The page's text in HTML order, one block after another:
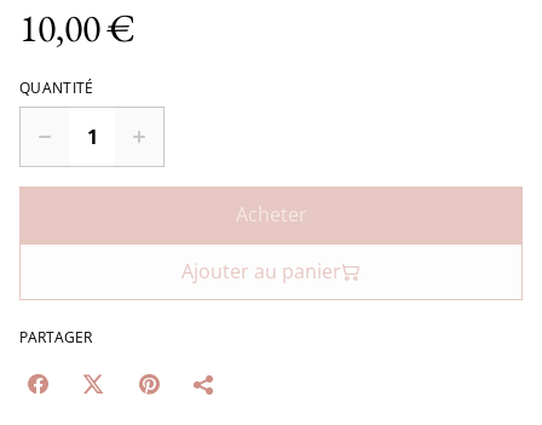
10,00 €
QUANTITÉ
Acheter
Ajouter au panier
PARTAGER